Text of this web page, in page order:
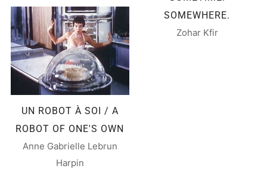
SOMEWHERE.
Zohar Kfir
UN ROBOT À SOI / A
ROBOT OF ONE'S OWN
Anne Gabrielle Lebrun
Harpin